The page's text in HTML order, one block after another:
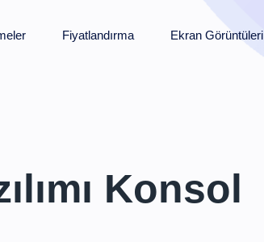
Fiyatlandırma Ekran Görüntüleri
Konsol